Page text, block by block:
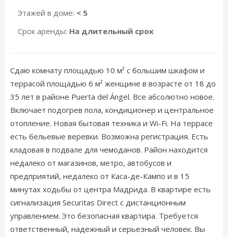
Этажей в доме: < 5
Срок аренды: На длительный срок
Сдаю комнату площадью 10 м² с большим шкафом и
террасой площадью 6 м² женщине в возрасте от 18 до
35 лет в районе Puerta del Ángel. Все абсолютно новое.
Включает подогрев пола, кондиционер и центральное
отопление. Новая бытовая техника и Wi-Fi. На террасе
есть бельевые веревки. Возможна регистрация. Есть
кладовая в подвале для чемоданов. Район находится
недалеко от магазинов, метро, ​​автобусов и
предприятий, недалеко от Каса-де-Кампо и в 15
минутах ходьбы от центра Мадрида. В квартире есть
сигнализация Securitas Direct с дистанционным
управлением. Это безопасная квартира. Требуется
ответственный, надежный и серьезный человек. Вы